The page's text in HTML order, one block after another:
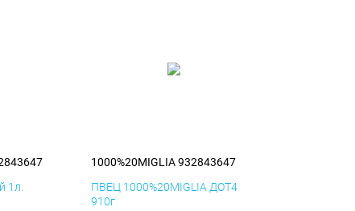
1л.
1000%20MIGLIA 932843647
ПВЕЦ 1000%20MIGLIA ДОТ4
910г